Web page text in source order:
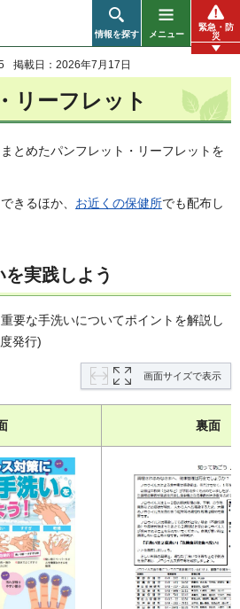
情報を探す メニュー
緊急・防
災
掲載日：2026年7月17日
リーフレット
とめたパンフレット・リーフレットを
きるほか、 お近くの保健所でも配布し
を実践しよう
要な手洗いについてポイントを解説し
発行)
画面サイズで表示
裏面